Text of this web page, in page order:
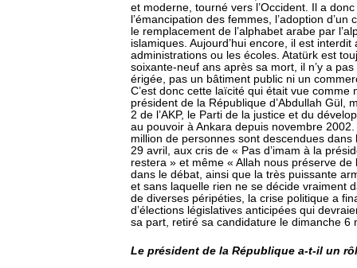
et moderne, tourné vers l’Occident. Il a
l’émancipation des femmes, l’adoption
le remplacement de l’alphabet arabe par
islamiques. Aujourd’hui encore, il est
administrations ou les écoles. Atatürk est
soixante-neuf ans après sa mort, il n’y a
érigée, pas un bâtiment public ni un
C’est donc cette laïcité qui était vue
président de la République d’Abdullah Gül,
2 de l’AKP, le Parti de la justice et du
au pouvoir à Ankara depuis novembre
million de personnes sont descendues dans
29 avril, aux cris de « Pas d’imam à la
restera » et même « Allah nous préserve
dans le débat, ainsi que la très puissante
et sans laquelle rien ne se décide vraiment
de diverses péripéties, la crise politique a
d’élections législatives anticipées qui
sa part, retiré sa candidature le dimanche 6
Le président de la République a-t-il un